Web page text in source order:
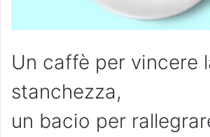
Un caffè per vincere
stanchezza,
un bacio per